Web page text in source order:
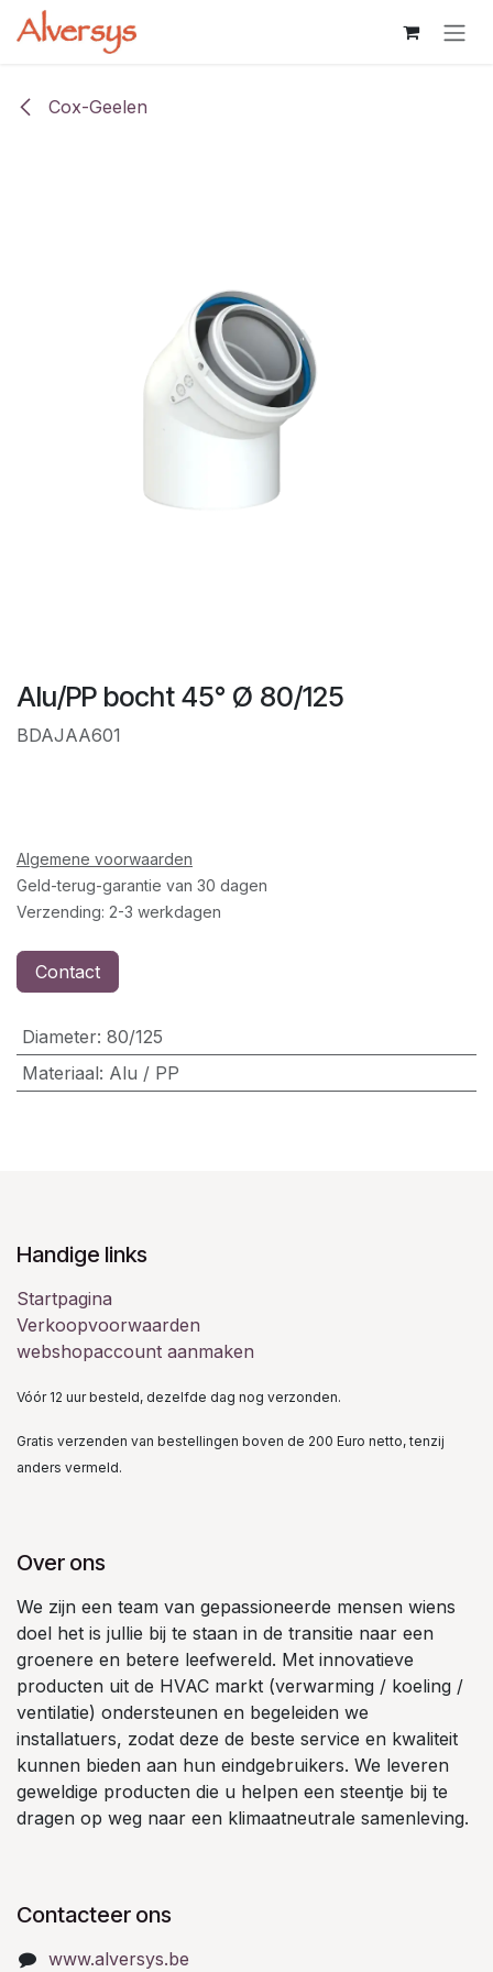
Overslaan naar inhoud
Cox-Geelen
Alu/PP bocht 45° Ø 80/125
BDAJAA601
Algemene voorwaarden
Geld-terug-garantie van 30 dagen
Verzending: 2-3 werkdagen
Contact
Diameter: 80/125
Materiaal: Alu / PP
Handige links
Startpagina
Verkoopvoorwaarden
webshopaccount aanmaken
Vóór 12 uur besteld, dezelfde dag nog verzonden.
Gratis verzenden van bestellingen boven de 200 Euro netto, tenzij
anders vermeld.
Over ons
We zijn een team van gepassioneerde mensen wiens
doel het is jullie bij te staan in de transitie naar een
groenere en betere leefwereld. Met innovatieve
producten uit de HVAC markt (verwarming / koeling /
ventilatie) ondersteunen en begeleiden we
installatuers, zodat deze de beste service en kwaliteit
kunnen bieden aan hun eindgebruikers. We leveren
geweldige producten die u helpen een steentje bij te
dragen op weg naar een klimaatneutrale samenleving.
Contacteer ons
www.alversys.be